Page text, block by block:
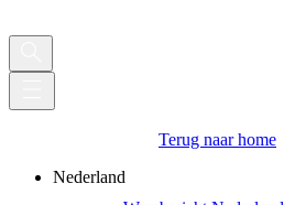
Terug naar home
Nederland